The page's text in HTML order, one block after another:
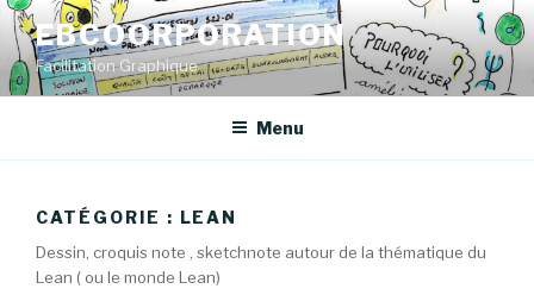
Aller
au
contenu
principal
EBCOORPORATION
Facilitation Graphique
Menu
CATÉGORIE : LEAN
Dessin, croquis note , sketchnote autour de la thématique du
Lean ( ou le monde Lean)